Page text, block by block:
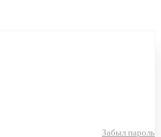
Забыл пароль